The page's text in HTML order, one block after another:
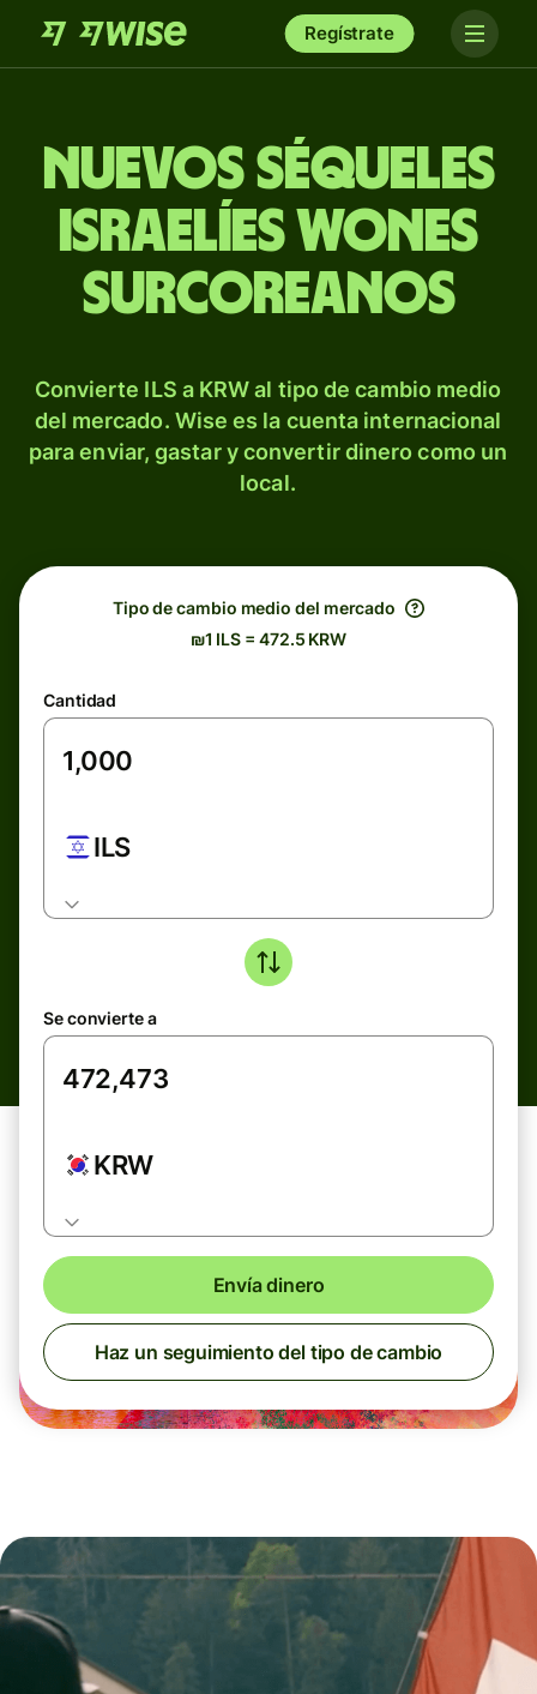
Regístrate
Nuevos séqueles
israelíes wones
surcoreanos
Convierte ILS a KRW al tipo de cambio medio
del mercado. Wise es la cuenta internacional
para enviar, gastar y convertir dinero como un
local.
Tipo de cambio medio del mercado
₪1 ILS = 472.5 KRW
Cantidad
ILS
Se convierte a
KRW
Envía dinero
Haz un seguimiento del tipo de cambio